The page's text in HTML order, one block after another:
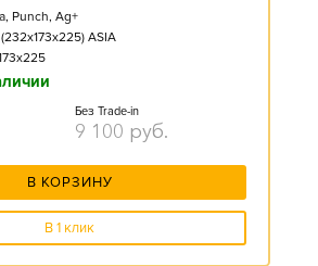
Punch, Ag+
ASIA
Без Trade-in
9 100 руб.
В КОРЗИНУ
В 1 клик